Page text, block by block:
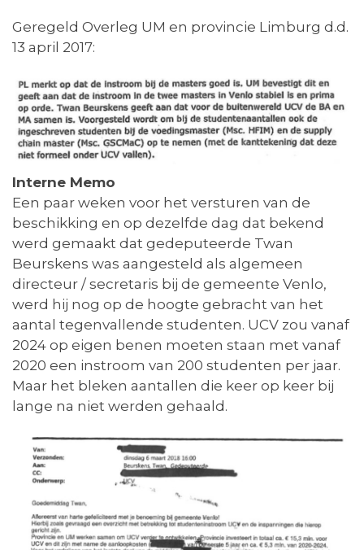
Geregeld Overleg UM en provincie Limburg d.d.
13 april 2017:
Interne Memo
Een paar weken voor het versturen van de
beschikking en op dezelfde dag dat bekend
werd gemaakt dat gedeputeerde Twan
Beurskens was aangesteld als algemeen
directeur / secretaris bij de gemeente Venlo,
werd hij nog op de hoogte gebracht van het
aantal tegenvallende studenten. UCV zou vanaf
2024 op eigen benen moeten staan met vanaf
2020 een instroom van 200 studenten per jaar.
Maar het bleken aantallen die keer op keer bij
lange na niet werden gehaald.